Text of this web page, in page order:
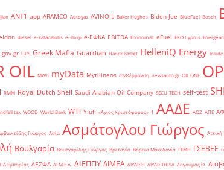
ANT1 app ARAMCO Autogas AVINOIL Baker Hughes Biden Joe BlueFuel Bosch
diesel e-katanalotis e-shop e-ΕΦΚΑ EBITDA Economist eFuel EKO Cyprus
gov.gr GPS Greek Mafia Guardian Handelsblatt HelleniQ Energy Inside
OIL MWh myData Mytilineos myΘέρμανση newsauto.gr OIL ONE
RMM Royal Dutch Shell Saudi Arabian Oil Company SECU-TECH self-test
tax WOOD World Bank WTI Yiufi «Άγιος Χριστόφορος» ΄1 ΑΑΔΕ ΑΟΖ ΑΠΕ
Γιώργος Ασία Ασμάτογλου Γιώργος Αττική
Βουλγαρία Βουλγαρίδης Γιώργος Βρετανία Βόρεια Μακεδονία ΓΕΜΗ ΓΣΕΒΕΕ
Εμπορίας ΔΕΣΦΑ ΔΙ.Μ.Ε.Α. ΔΙΕΠΠΥ ΔΙΜΕΑ ΔΙΥΛΙΣΗ ΔΙΥΛΙΣΤΗΡΙΑ Δαγούμας Θ.